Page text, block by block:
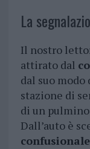
La
Il nostro
attirato dal
dal suo
stazione di
di un
Dall’auto è
confusionale